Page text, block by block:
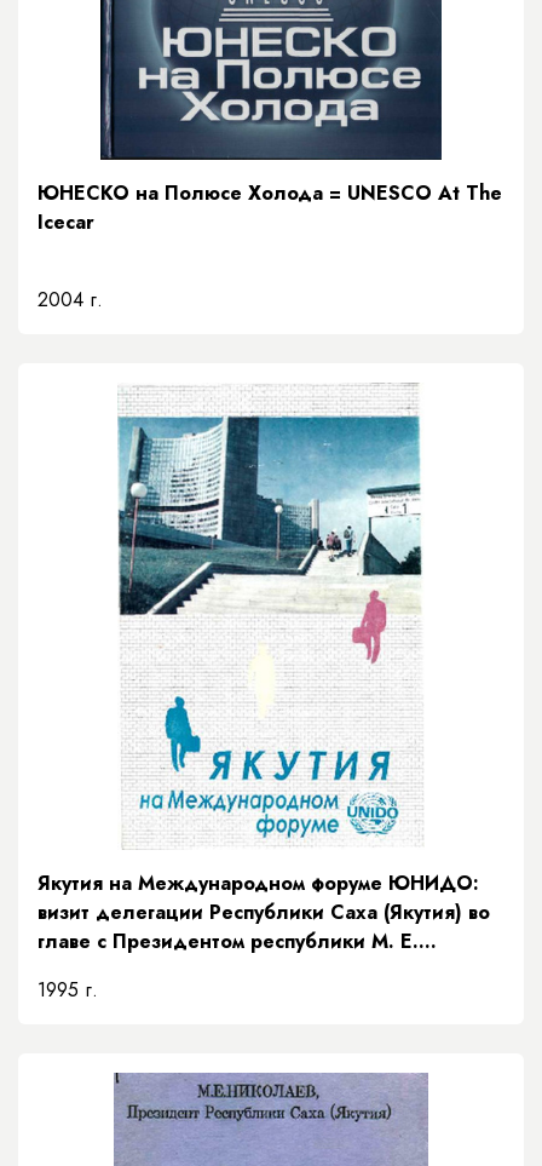
ЮНЕСКО на Полюсе Холода = UNESCO At The
Icecar
2004 г.
Якутия на Международном форуме ЮНИДО:
визит делегации Республики Саха (Якутия) во
главе с Президентом республики М. Е.
инвестиционный форум ЮНИДО, 2-6 июля
1995 г.